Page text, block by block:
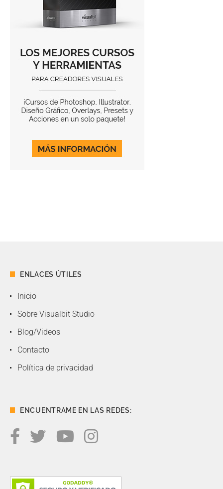
ENLACES ÚTILES
Inicio
Sobre Visualbit Studio
Blog/Videos
Contacto
Política de privacidad
ENCUENTRAME EN LAS REDES: